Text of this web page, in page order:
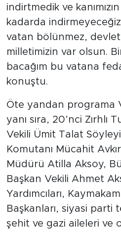
indirtmedik ve
kadarda
vatan bölünmez,
milletimizin var olsun.
bacağım bu vatana
konuştu.
Öte yandan programa
yanı sıra, 20’nci Zırhlı
Vekili Ümit Talat
Komutanı Mücahit
Müdürü Atilla Aksoy,
Başkan Vekili Ahmet
Yardımcıları,
Başkanları, siyasi parti
şehit ve gazi aileleri ve